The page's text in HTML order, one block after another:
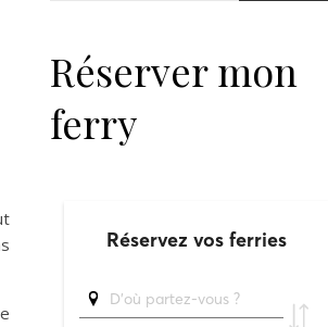
Réserver mon
ferry